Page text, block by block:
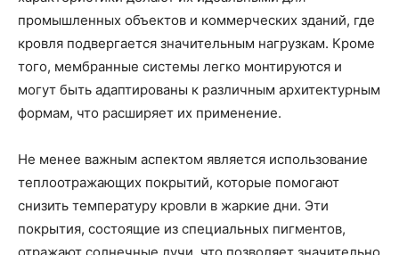
промышленных объектов и коммерческих зданий, где
кровля подвергается значительным нагрузкам. Кроме
того, мембранные системы легко монтируются и
могут быть адаптированы к различным архитектурным
формам, что расширяет их применение.
Не менее важным аспектом является использование
теплоотражающих покрытий, которые помогают
снизить температуру кровли в жаркие дни. Эти
покрытия, состоящие из специальных пигментов,